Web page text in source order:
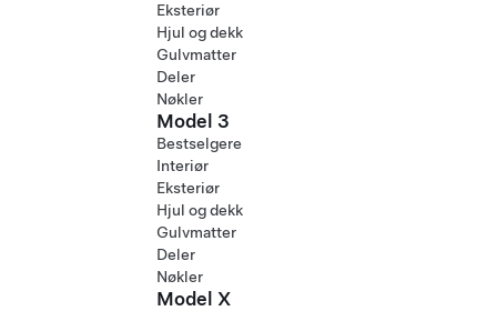
Eksteriør
Hjul og dekk
Gulvmatter
Deler
Nøkler
Model 3
Bestselgere
Interiør
Eksteriør
Hjul og dekk
Gulvmatter
Deler
Nøkler
Model X